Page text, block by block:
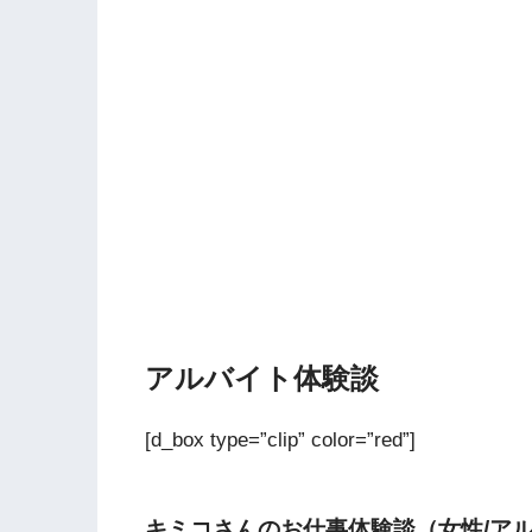
アルバイト体験談
[d_box type=”clip” color=”red”]